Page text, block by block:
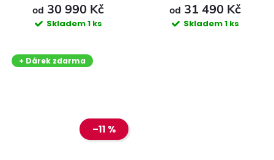
od 30 990 Kč
Skladem1 ks
od 31 490 Kč
Skladem1 ks
+ Dárek zdarma
–11 %